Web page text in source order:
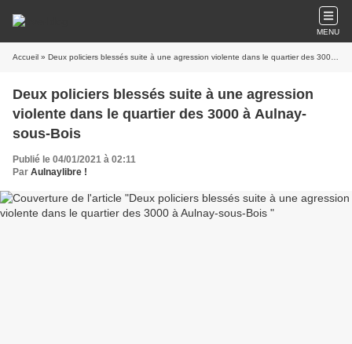
MENU
Accueil » Deux policiers blessés suite à une agression violente dans le quartier des 3000 à Aulnay-sous-Bois
Deux policiers blessés suite à une agression
violente dans le quartier des 3000 à Aulnay-
sous-Bois
Publié le 04/01/2021 à 02:11
Par Aulnaylibre !